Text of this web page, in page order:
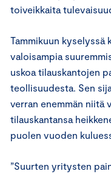
toiveikkaita
Tammikuun
valoisampia
uskoa tilauskantojen
teollisuudesta. Sen
verran enemmän niitä
tilauskantansa
puolen vuoden
”Suurten yritysten